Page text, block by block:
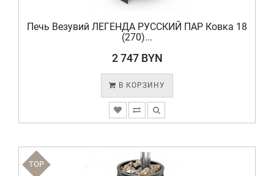
Печь Везувий ЛЕГЕНДА РУССКИЙ ПАР Ковка 18
(270)...
2 747 BYN
В КОРЗИНУ
TOP